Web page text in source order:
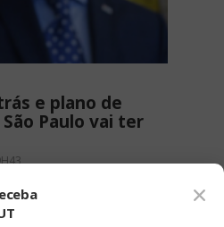
e plano de
Paulo vai ter